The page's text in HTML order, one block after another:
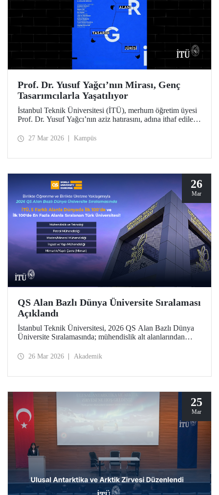
Prof. Dr. Yusuf Yağcı’nın Mirası, Genç
Tasarımcılarla Yaşatılıyor
İstanbul Teknik Üniversitesi (İTÜ), merhum öğretim üyesi
Prof. Dr. Yusuf Yağcı’nın aziz hatırasını, adına ithaf edilen
somutlaşan kalıcı sergi alanında yaşatacak.
27 Mar 2026 Kampüs
26
Mar
QS Alan Bazlı Dünya Üniversite Sıralaması
Açıklandı
İstanbul Teknik Üniversitesi, 2026 QS Alan Bazlı Dünya
Üniversite Sıralamasında; mühendislik alt alanlarından
Mühendisliği”nde 43’üncü, “Elektrik-Elektronik
dünyada ilk 100 üniversite arasında Türkiye’den yer alan
tek üniversite.
26 Mar 2026 Akademik
25
Mar